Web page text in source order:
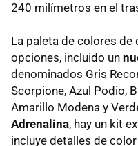
240 milímetros en el
La paleta de colores de
opciones, incluido un
denominados Gris
Scorpione, Azul Podio,
Amarillo Modena y
Adrenalina, hay un kit
incluye detalles de